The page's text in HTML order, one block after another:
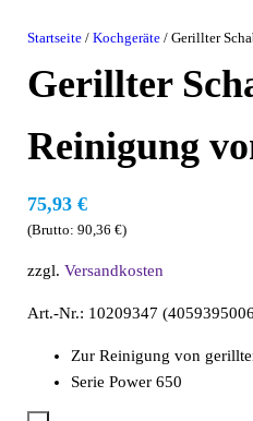
Startseite /Kochgeräte / Gerillter
Gerillter
Reinigung
75,93€
(Brutto:90,36€)
zzgl.Versandkosten
Art.-Nr.: 10209347
Zur Reinigung von
Serie Power 650